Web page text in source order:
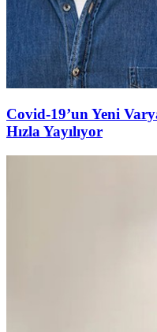
Covid-19’un Yeni
Hızla Yayılıyor